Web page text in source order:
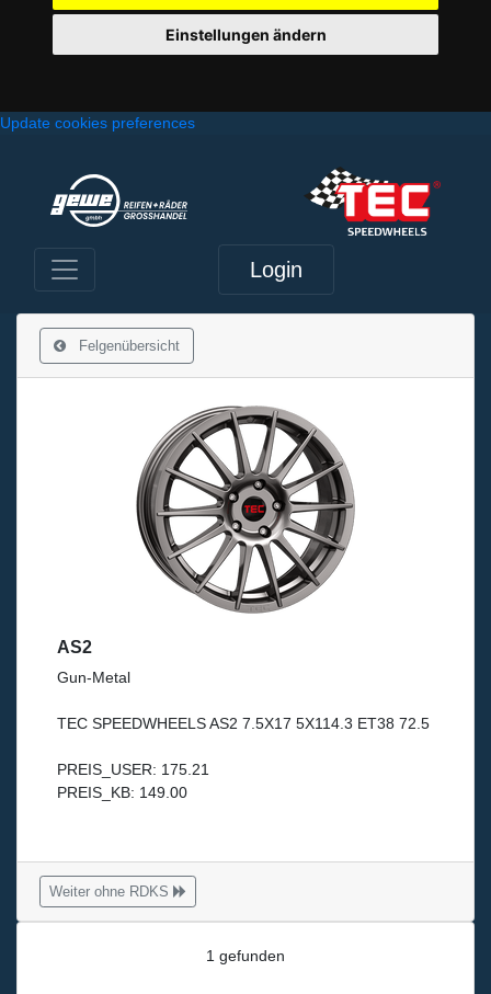
Einstellungen ändern
Update cookies preferences
Login
Felgenübersicht
AS2
Gun-Metal
TEC SPEEDWHEELS AS2 7.5X17 5X114.3 ET38 72.5
PREIS_USER: 175.21
PREIS_KB: 149.00
Weiter ohne RDKS
1 gefunden